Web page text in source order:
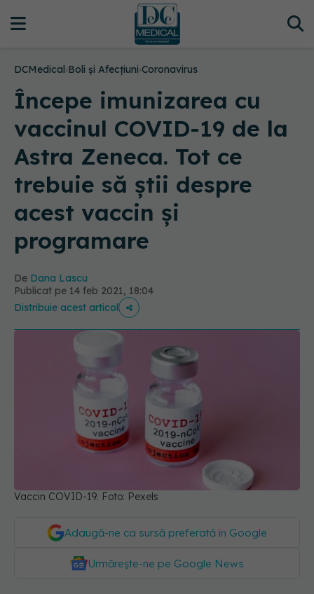
DCMedical›Boli și Afecțiuni›Coronavirus
Începe imunizarea cu
vaccinul COVID-19 de la
Astra Zeneca. Tot ce
trebuie să știi despre
acest vaccin și
programare
De Dana Lascu
Publicat pe 14 feb 2021, 18:04
Distribuie acest articol
Vaccin COVID-19. Foto: Pexels
Adaugă-ne ca sursă preferată în Google
Urmărește-ne pe Google News